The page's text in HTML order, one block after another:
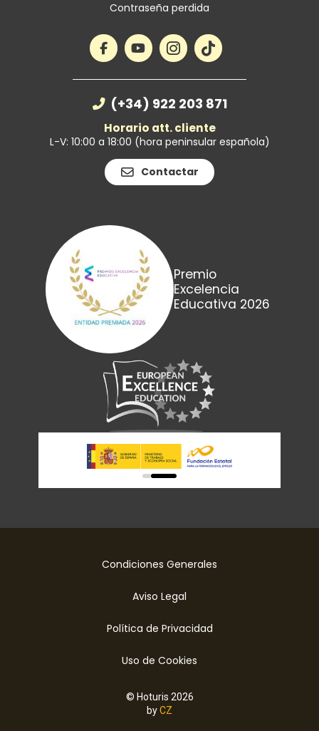
Contraseña perdida
(+34) 922 203 871
Horario att. cliente
L-V: 10:00 a 18:00 (hora peninsular española)
Contactar
Premio
Excelencia
Educativa 2026
0 1
Condiciones Generales
Aviso Legal
Política de Privacidad
Uso de Cookies
© Hoturis 2026
byCZ